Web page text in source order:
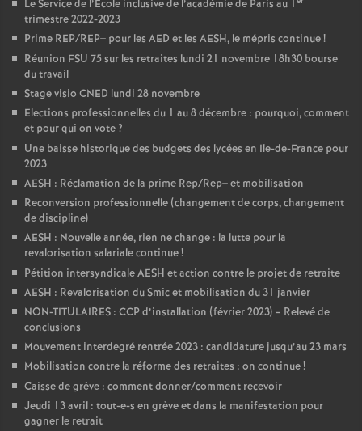
Le Service de l’Ecole inclusive de l’académie de Paris au 1
trimestre 2022-2023
Prime REP/REP+ pour les AED et les AESH, le mépris continue!
Réunion FSU 75 sur les retraites lundi 21 novembre 18h30 bourse
du travail
Stage visio CNED lundi 28 novembre
Elections professionnelles du 1 au 8 décembre : pourquoi, comment
et pour qui on vote?
Une baisse historique des budgets des lycées en Ile-de-France pour
2023
AESH : Réclamation de la prime Rep/Rep+ et mobilisation
Reconversion professionnelle (changement de corps, changement
de discipline)
AESH : Nouvelle année, rien ne change : la lutte pour la
revalorisation salariale continue!
Pétition intersyndicale AESH et action contre le projet de retraite
AESH : Revalorisation du Smic et mobilisation du 31 janvier
NON-TITULAIRES : CCP d’installation (février 2023) – Relevé de
conclusions
Mouvement interdegré rentrée 2023 : candidature jusqu’au 23 mars
Mobilisation contre la réforme des retraites : on continue!
Caisse de grève : comment donner/comment recevoir
Jeudi 13 avril : tout-e-s en grève et dans la manifestation pour
gagner le retrait